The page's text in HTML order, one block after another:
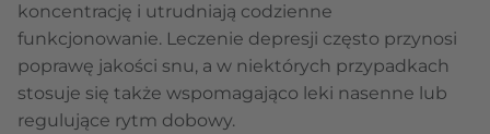
koncentrację i utrudniają codzienne
funkcjonowanie. Leczenie depresji często przynosi
poprawę jakości snu, a w niektórych przypadkach
stosuje się także wspomagająco leki nasenne lub
regulujące rytm dobowy.